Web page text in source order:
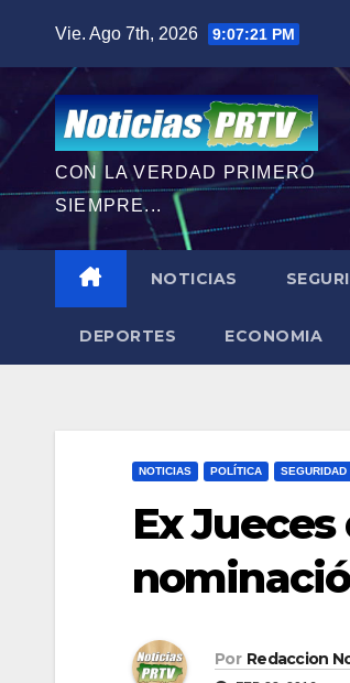
contenido
Vie. Ago 7th, 2026 9:07:22 PM
CON LA VERDAD PRIMERO
SIEMPRE...
NOTICIAS
DEPORTES ECONOMIA
NOTICIAS POLÍTICA SEGURIDAD
Ex
Por Redaccion